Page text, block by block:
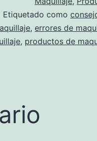
Etiquetado como
, errores de
, productos de